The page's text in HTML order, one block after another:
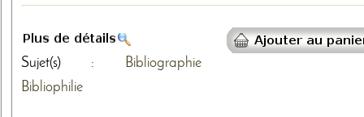
Sujet(s) :
Bibliographie
Bibliophilie